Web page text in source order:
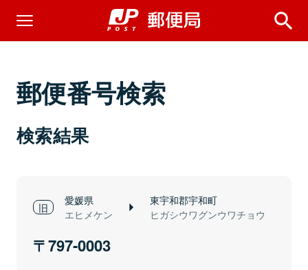
郵便番号検索
検索結果
愛媛県
エヒメケン
東宇和郡宇和町
ヒガシウワグンウワチョウ
797-0003